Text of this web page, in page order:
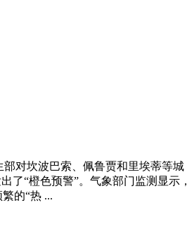
对坎波巴索、佩鲁贾和里埃蒂等城
了“橙色预警”。气象部门监测显示，
的“热 ...